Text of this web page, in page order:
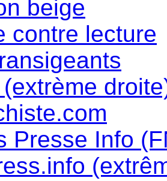
beige
contre lecture
Presse Info